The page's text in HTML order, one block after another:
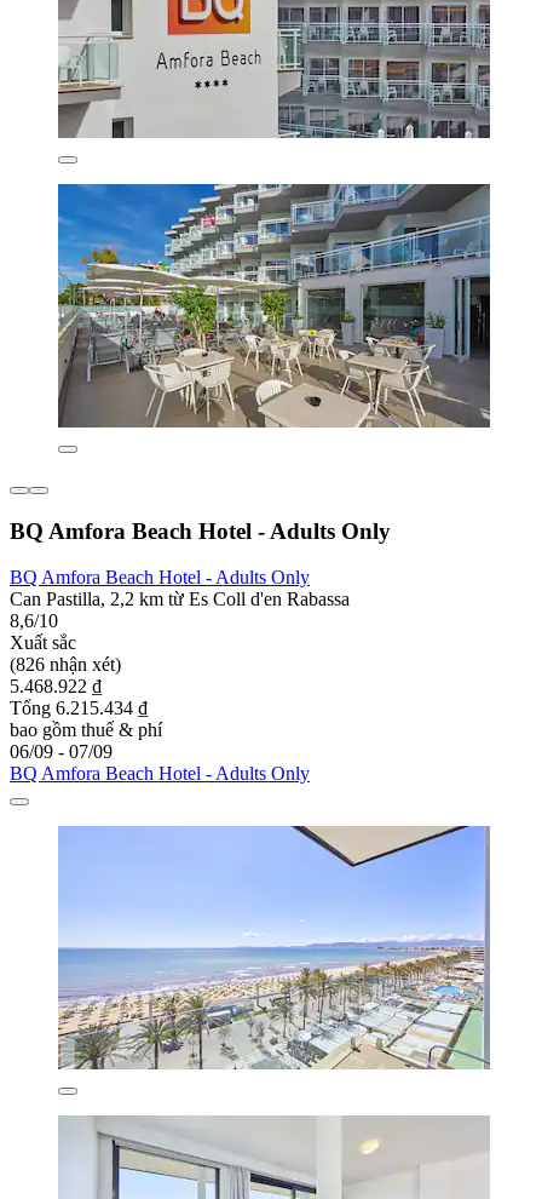
BQ Amfora Beach Hotel - Adults Only
BQ Amfora Beach Hotel - Adults Only
Can Pastilla, 2,2 km từ Es Coll d'en Rabassa
8,6/10
Xuất sắc
(826 nhận xét)
5.468.922 ₫
Tổng 6.215.434 ₫
bao gồm thuế & phí
06/09 - 07/09
BQ Amfora Beach Hotel - Adults Only